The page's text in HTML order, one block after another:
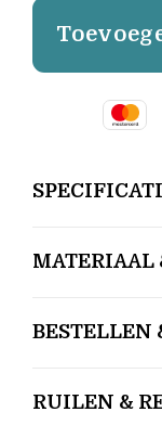
MATERIAAL
BESTELLEN
RUILEN &